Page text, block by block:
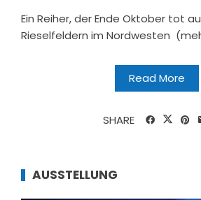
Ein Reiher, der Ende Oktober tot
Rieselfeldern im Nordwesten
Read More
SHARE
AUSSTELLUNG